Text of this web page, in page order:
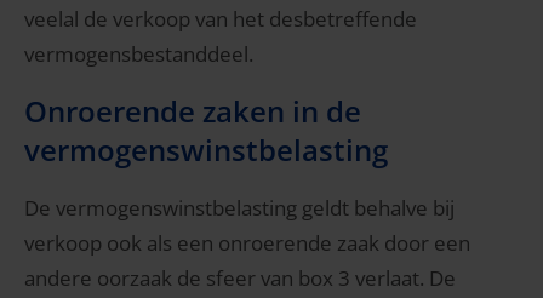
veelal de verkoop van het desbetreffende
vermogensbestanddeel.
Onroerende zaken in de
vermogenswinstbelasting
De vermogenswinstbelasting geldt behalve bij
verkoop ook als een onroerende zaak door een
andere oorzaak de sfeer van box 3 verlaat. De